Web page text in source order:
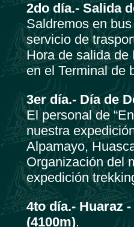
2do día.- Salida
Saldremos en
servicio de
Hora de salida de
en el Terminal de
3er día.- Día de
El personal de
nuestra
Alpamayo,
Organización del
expedición
4to día.- Huaraz
(4100m).